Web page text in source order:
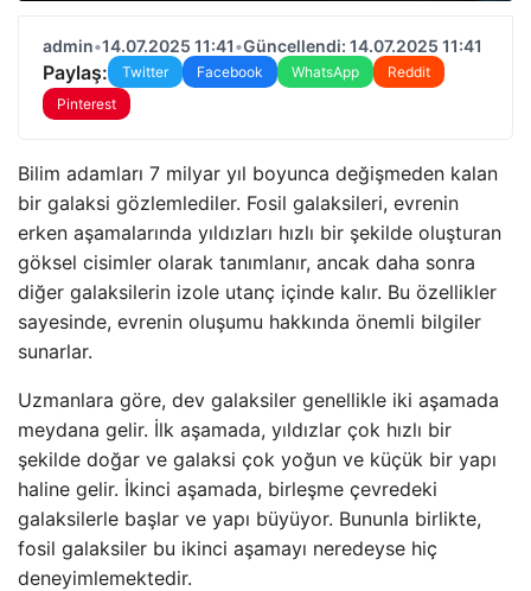
admin•14.07.2025 11:41•Güncellendi: 14.07.2025 11:41
Paylaş: Twitter Facebook WhatsApp
Reddit
Pinterest
Bilim adamları 7 milyar yıl boyunca değişmeden kalan
bir galaksi gözlemlediler. Fosil galaksileri, evrenin
erken aşamalarında yıldızları hızlı bir şekilde oluşturan
göksel cisimler olarak tanımlanır, ancak daha sonra
diğer galaksilerin izole utanç içinde kalır. Bu özellikler
sayesinde, evrenin oluşumu hakkında önemli bilgiler
sunarlar.
Uzmanlara göre, dev galaksiler genellikle iki aşamada
meydana gelir. İlk aşamada, yıldızlar çok hızlı bir
şekilde doğar ve galaksi çok yoğun ve küçük bir yapı
haline gelir. İkinci aşamada, birleşme çevredeki
galaksilerle başlar ve yapı büyüyor. Bununla birlikte,
fosil galaksiler bu ikinci aşamayı neredeyse hiç
deneyimlemektedir.